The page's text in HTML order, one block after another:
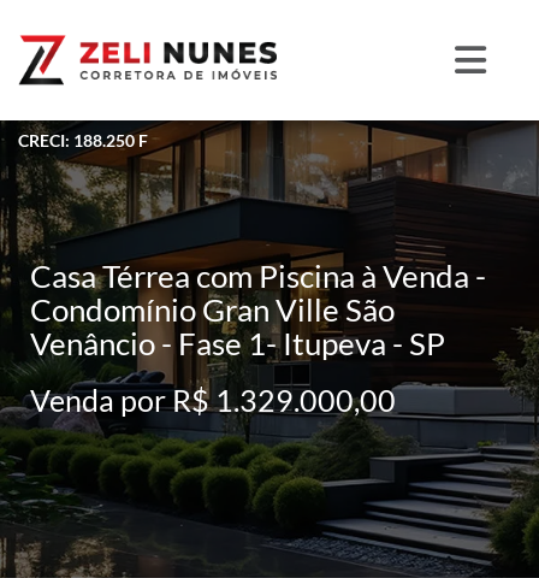
CRECI: 188.250 F
Casa Térrea com Piscina à Venda -
Condomínio Gran Ville São
Venâncio - Fase 1- Itupeva - SP
Venda por R$ 1.329.000,00